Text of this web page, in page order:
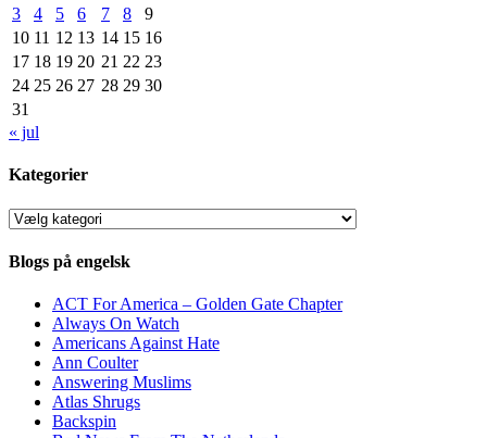
3
4 5 6 7 8
9
10 11 12 13 14 15 16
17 18 19 20 21 22 23
24 25 26 27 28 29 30
31
« jul
Kategorier
Kategorier
Blogs på engelsk
ACT For America – Golden Gate Chapter
Always On Watch
Americans Against Hate
Ann Coulter
Answering Muslims
Atlas Shrugs
Backspin